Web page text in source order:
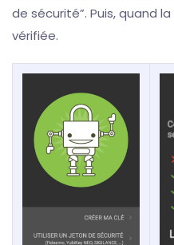
de sécurité”. Puis, quand
vérifiée.